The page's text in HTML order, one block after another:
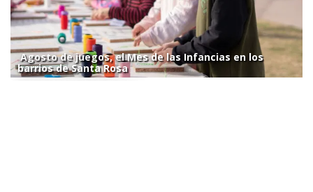
Agosto de juegos, el Mes de las Infancias en los
barrios de Santa Rosa